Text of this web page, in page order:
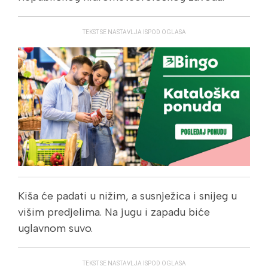
TEKST SE NASTAVLJA ISPOD OGLASA
Kiša će padati u nižim, a susnježica i snijeg u
višim predjelima. Na jugu i zapadu biće
uglavnom suvo.
TEKST SE NASTAVLJA ISPOD OGLASA